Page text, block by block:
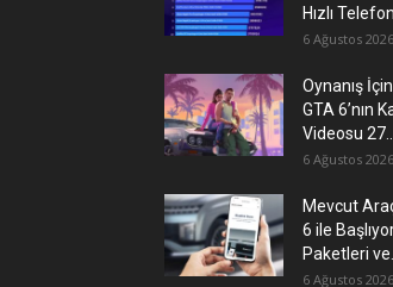
Hızlı
6 Ağustos 2026
Oynanış
GTA 6’nın
Videosu 27...
6 Ağustos 2026
Mevcut
6 ile
Paketleri ve...
6 Ağustos 2026